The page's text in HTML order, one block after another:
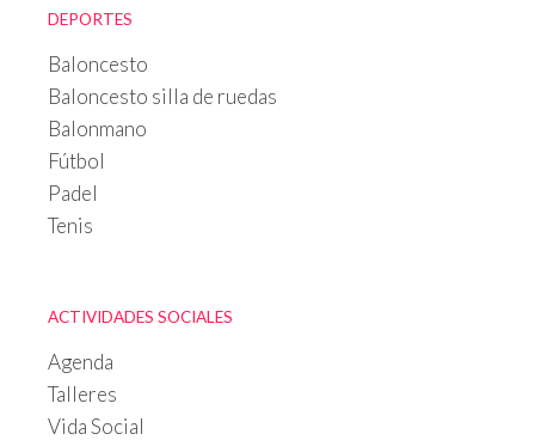
DEPORTES
Baloncesto
Baloncesto silla de ruedas
Balonmano
Fútbol
Padel
Tenis
ACTIVIDADES SOCIALES
Agenda
Talleres
Vida Social